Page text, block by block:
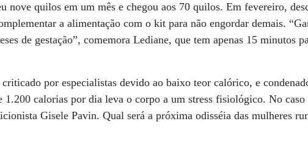
nove quilos em um mês e chegou aos 70 quilos. Em fevereiro,
a alimentação com o kit para não engordar demais.
de gestação”, comemora Lediane, que tem apenas 15 minutos
por especialistas devido ao baixo teor calórico, e
1.200 calorias por dia leva o corpo a um stress fisiológico. No caso
Gisele Pavin. Qual será a próxima odisséia das mulheres